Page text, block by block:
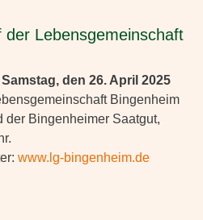
Lebensgemeinschaft
den 26. April 2025
Bingenheim
der Bingenheimer Saatgut,
www.lg-bingenheim.de